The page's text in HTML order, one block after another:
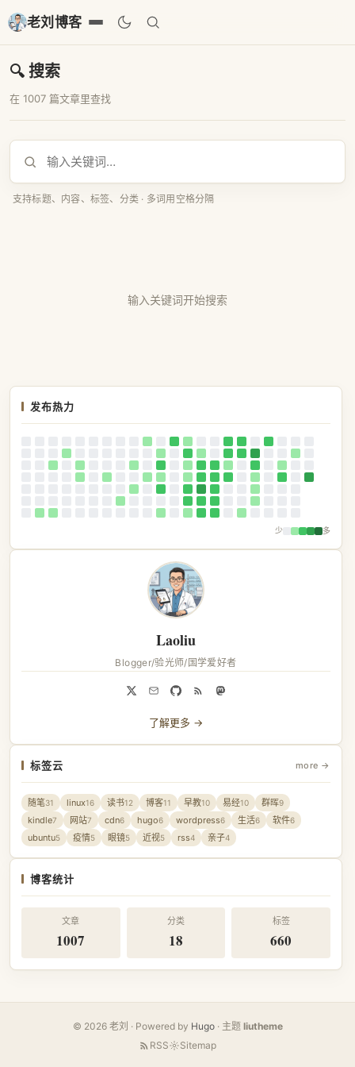
老刘博客
🔍 搜索
在 1007 篇文章里查找
支持标题、内容、标签、分类 · 多词用空格分隔
输入关键词开始搜索
发布热力
少 多
Laoliu
Blogger/验光师/国学爱好者
了解更多 →
标签云 more →
随笔31 linux16 读书12 博客11 早教10 易经10 群晖9
kindle7 网站7 cdn6 hugo6 wordpress6 生活6 软件6
ubuntu5 疫情5 眼镜5 近视5 rss4 亲子4
博客统计
文章
1007
分类
18
标签
660
© 2026 老刘 · Powered by Hugo· 主题 liutheme
RSS
Sitemap